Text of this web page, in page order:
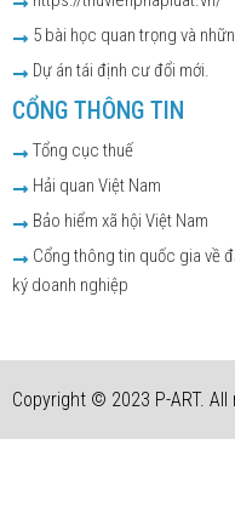
5 bài học quan trọng và
Dự án tái định cư đổi mới.
CỔNG THÔNG TIN
Tổng cục thuế
Hải quan Việt Nam
Bảo hiểm xã hội Việt Nam
Cổng thông tin quốc gia về
ký doanh nghiệp
Copyright © 2023 P-ART.